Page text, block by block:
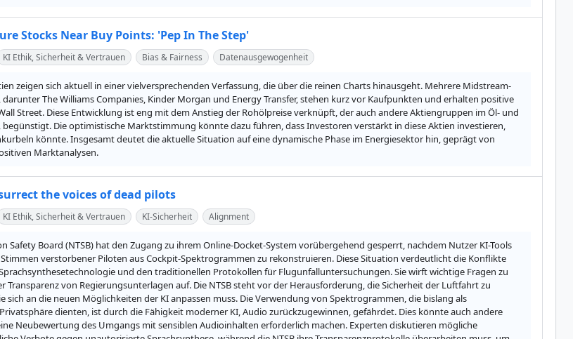
Stocks Near Buy Points: 'Pep In The Step'
KI Ethik, Sicherheit & Vertrauen Bias & Fairness Datenausgewogenheit
zeigen sich aktuell in einer vielversprechenden Verfassung, die über die reinen Charts hinausgeht. Mehrere Midstream-
The Williams Companies, Kinder Morgan und Energy Transfer, stehen kurz vor Kaufpunkten und erhalten positive
Street. Diese Entwicklung ist eng mit dem Anstieg der Rohölpreise verknüpft, der auch andere Aktiengruppen im Öl- und
begünstigt. Die optimistische Marktstimmung könnte dazu führen, dass Investoren verstärkt in diese Aktien investieren,
könnte. Insgesamt deutet die aktuelle Situation auf eine dynamische Phase im Energiesektor hin, geprägt von
Marktanalysen.
the voices of dead pilots
KI Ethik, Sicherheit & Vertrauen KI-Sicherheit Alignment
Safety Board (NTSB) hat den Zugang zu ihrem Online-Docket-System vorübergehend gesperrt, nachdem Nutzer KI-Tools
verstorbener Piloten aus Cockpit-Spektrogrammen zu rekonstruieren. Diese Situation verdeutlicht die Konflikte
und den traditionellen Protokollen für Flugunfalluntersuchungen. Sie wirft wichtige Fragen zu
Transparenz von Regierungsunterlagen auf. Die NTSB steht vor der Herausforderung, die Sicherheit der Luftfahrt zu
sich an die neuen Möglichkeiten der KI anpassen muss. Die Verwendung von Spektrogrammen, die bislang als
dienten, ist durch die Fähigkeit moderner KI, Audio zurückzugewinnen, gefährdet. Dies könnte auch andere
Neubewertung des Umgangs mit sensiblen Audioinhalten erforderlich machen. Experten diskutieren mögliche